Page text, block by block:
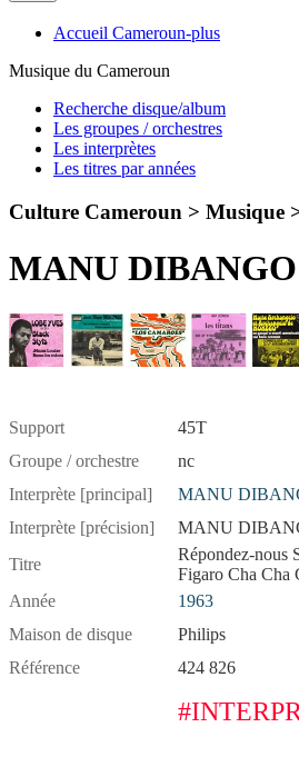
Accueil Cameroun-plus
Musique du Cameroun
Recherche disque/album
Les groupes / orchestres
Les interprètes
Les titres par années
Culture Cameroun > Musique
MANU DIBANGO
Support
45T
Groupe / orchestre
nc
Interprète [principal]
MANU
Interprète [précision]
MANU
Titre
Répondez-nous
Figaro Cha Cha
Année
1963
Maison de disque
Philips
Référence
424 826